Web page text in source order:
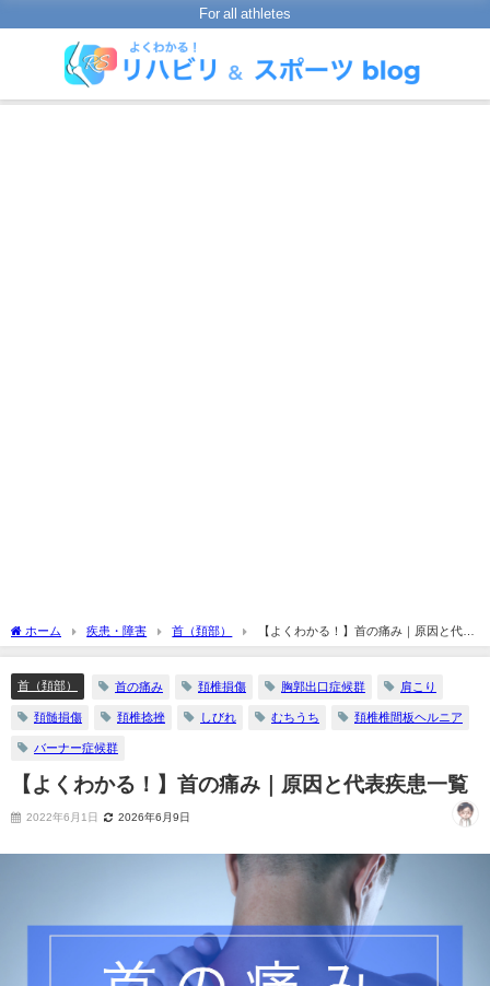
For all athletes
ホーム 疾患・障害 首（頚部）
【よくわかる！】首の痛み｜原因と代表
疾患一覧
首（頚部） 首の痛み 頚椎損傷 胸郭出口症候群 肩こり
頚髄損傷 頚椎捻挫 しびれ むちうち 頚椎椎間板ヘルニア
バーナー症候群
【よくわかる！】首の痛み｜原因と代表疾患一覧
2022年6月1日 2026年6月9日